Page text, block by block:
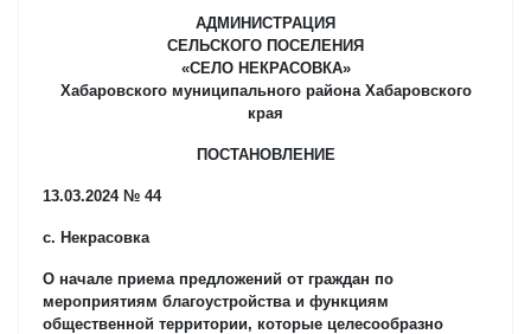
АДМИНИСТРАЦИЯ
СЕЛЬСКОГО ПОСЕЛЕНИЯ
«СЕЛО НЕКРАСОВКА»
Хабаровского муниципального района Хабаровского
края
ПОСТАНОВЛЕНИЕ
13.03.2024 № 44
с. Некрасовка
О начале приема предложений от граждан по
мероприятиям благоустройства и функциям
общественной территории, которые целесообразно